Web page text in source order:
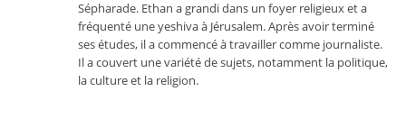
Sépharade. Ethan a grandi dans un foyer religieux et a
fréquenté une yeshiva à Jérusalem. Après avoir terminé
ses études, il a commencé à travailler comme journaliste.
Il a couvert une variété de sujets, notamment la politique,
la culture et la religion.